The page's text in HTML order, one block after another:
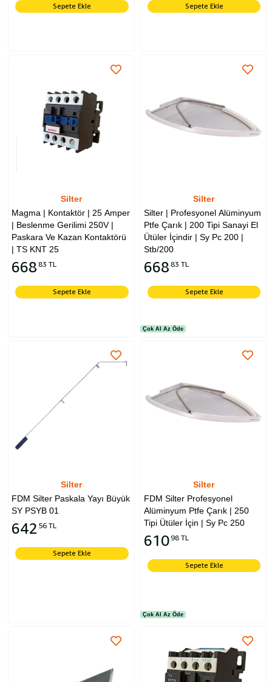
Sepete Ekle Sepete Ekle
Silter
Magma | Kontaktör | 25 Amper
| Beslenme Gerilimi 250V |
Paskara Ve Kazan Kontaktörü
| TS KNT 25
668 83 TL
Sepete Ekle
Silter
Silter | Profesyonel Alüminyum
Ptfe Çarık | 200 Tipi Sanayi El
Ütüler İçindir | Sy Pc 200 |
Stb/200
668 83 TL
Sepete Ekle
Çok Al Az Öde
Silter
FDM Silter Paskala Yayı Büyük
SY PSYB 01
642 56 TL
Sepete Ekle
Silter
FDM Silter Profesyonel
Alüminyum Ptfe Çarık | 250
Tipi Ütüler İçin | Sy Pc 250
61098 TL
Sepete Ekle
Çok Al Az Öde